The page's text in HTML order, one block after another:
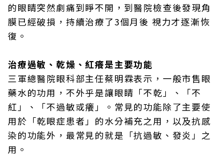
的眼睛突然劇痛到睜不開，到醫院檢查後發現角
膜已經破損，持續治療了3個月後 視力才逐漸恢
復。
治療過敏、乾燥、紅癢是主要功能
三軍總醫院眼科部主任蔡明霖表示，一般市售眼
藥水的功用，不外乎是讓眼睛「不乾」、「不
紅」、「不過敏或癢」。常見的功能除了主要使
用於「乾眼症患者」的水分補充之用，以及抗感
染的功能外，最常見的就是「抗過敏、發炎」之
用。